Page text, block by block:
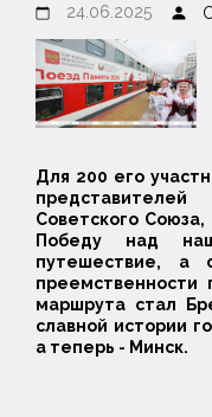
24.06.2025
Для 200 его
Советского
Победу над
путешествие, а
преемственности
маршрута стал
славной истории
а теперь - Минск.